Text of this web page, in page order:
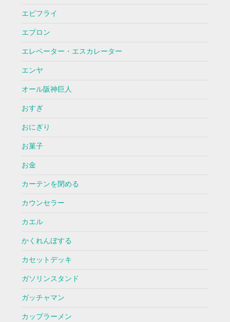
エビフライ
エプロン
エレベーター・エスカレーター
エンヤ
オール阪神巨人
おすぎ
おにぎり
お菓子
お金
カーテンを閉める
カウンセラー
カエル
かくれんぼする
カセットデッキ
ガソリンスタンド
ガッチャマン
カップラーメン